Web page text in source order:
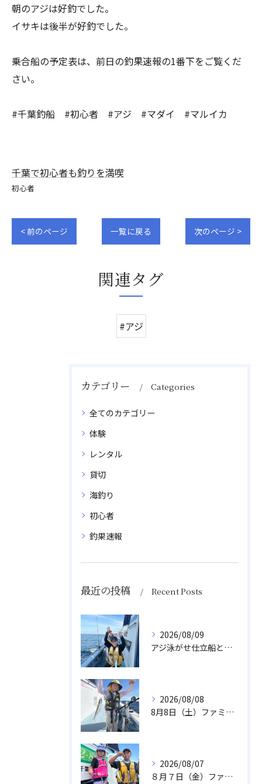
朝のアジは好釣でした。
イサキは後半が好釣でした。
乗合船の予定表は、前日の釣果速報の1番下をご覧くだ
さい。
#千葉釣船 #初心者 #アジ #マダイ #マルイカ
千葉で初心者も釣りを満喫
初心者
< 前のページ 一覧に戻る 次のページ >
関連タグ
#アジ
カテゴリー Categories
全てのカテゴリー
体験
レンタル
貸切
海釣り
初心者
釣果速報
最近の投稿 Recent Posts
2026/08/09
アジ泳がせ仕立船とスルメイカ船
2026/08/08
8月8日（土）ファミリーアジ
2026/08/07
８月７日（金）ファミリフィッシング